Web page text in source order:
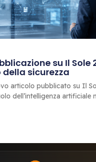
su Il Sole
della sicurezza
articolo pubblicato su Il
dell’intelligenza artificiale